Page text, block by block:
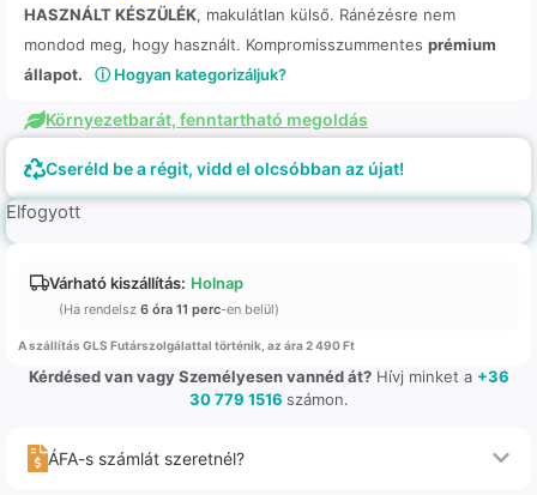
HASZNÁLT KÉSZÜLÉK, makulátlan külső. Ránézésre nem
mondod meg, hogy használt. Kompromisszummentes prémium
állapot.
ⓘ Hogyan kategorizáljuk?
Környezetbarát, fenntartható megoldás
Cseréld be a régit, vidd el olcsóbban az újat!
Elfogyott
Várható kiszállítás: Holnap
(Ha rendelsz 6 óra 11 perc-en belül)
A szállítás GLS Futárszolgálattal történik, az ára 2 490 Ft
Kérdésed van vagy Személyesen vannéd át?Hívj minket a +36
30 779 1516 számon.
ÁFA-s számlát szeretnél?